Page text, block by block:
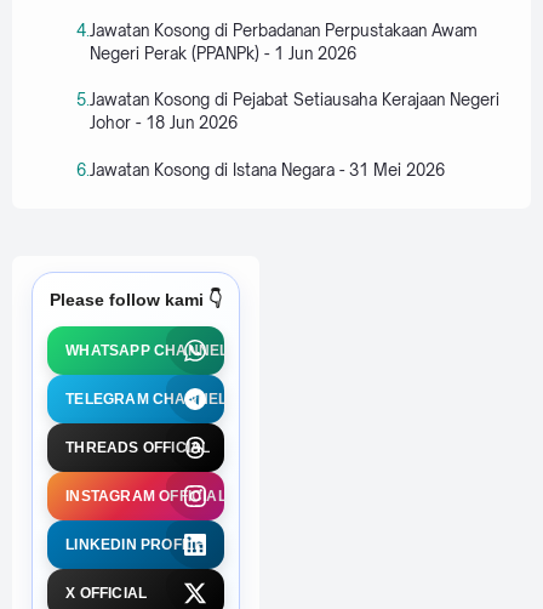
Jawatan Kosong di Perbadanan Perpustakaan Awam
Negeri Perak (PPANPk) - 1 Jun 2026
Jawatan Kosong di Pejabat Setiausaha Kerajaan Negeri
Johor - 18 Jun 2026
Jawatan Kosong di Istana Negara - 31 Mei 2026
Please follow kami 👇
WHATSAPP CHANNEL
TELEGRAM CHANNEL
THREADS OFFICIAL
INSTAGRAM OFFICIAL
LINKEDIN PROFILE
X OFFICIAL